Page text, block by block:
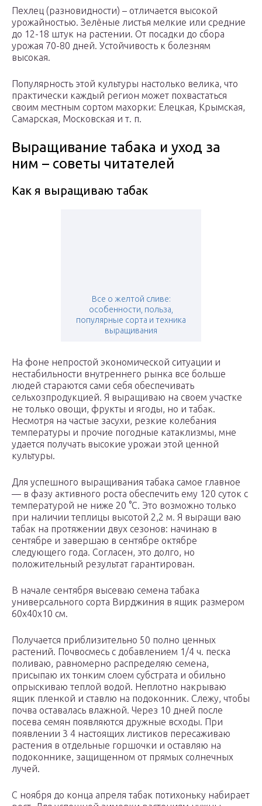
Пехлец (разновидности) – отличается высокой
урожайностью. Зелёные листья мелкие или средние
до 12-18 штук на растении. От посадки до сбора
урожая 70-80 дней. Устойчивость к болезням
высокая.
Популярность этой культуры настолько велика, что
практически каждый регион может похвастаться
своим местным сортом махорки: Елецкая, Крымская,
Самарская, Московская и т. п.
Выращивание табака и уход за
ним – советы читателей
Как я выращиваю табак
Все о желтой сливе:
особенности, польза,
популярные сорта и техника
выращивания
На фоне непростой экономической ситуации и
нестабильности внутреннего рынка все больше
людей стараются сами себя обеспечивать
сельхозпродукцией. Я выращиваю на своем участке
не только овощи, фрукты и ягоды, но и табак.
Несмотря на частые засухи, резкие колебания
температуры и прочие погодные катаклизмы, мне
удается получать высокие урожаи этой ценной
культуры.
Для успешного выращивания табака самое главное
— в фазу активного роста обеспечить ему 120 суток с
температурой не ниже 20 °С. Это возможно только
при наличии теплицы высотой 2,2 м. Я выращи ваю
табак на протяжении двух сезонов: начинаю в
сентябре и завершаю в сентябре октябре
следующего года. Согласен, это долго, но
положительный результат гарантирован.
В начале сентября высеваю семена табака
универсального сорта Вирджиния в ящик размером
60x40x10 см.
Получается приблизительно 50 полно ценных
растений. Почвосмесь с добавлением 1/4 ч. песка
поливаю, равномерно распределяю семена,
присыпаю их тонким слоем субстрата и обильно
опрыскиваю теплой водой. Неплотно накрываю
ящик пленкой и ставлю на подоконник. Слежу, чтобы
почва оставалась влажной. Через 10 дней после
посева семян появляются дружные всходы. При
появлении 3 4 настоящих листиков пересаживаю
растения в отдельные горшочки и оставляю на
подоконнике, защищенном от прямых солнечных
лучей.
С ноября до конца апреля табак потихоньку набирает